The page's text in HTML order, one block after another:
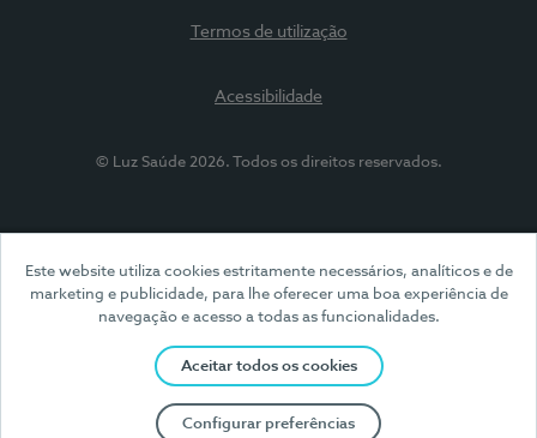
Este website utiliza cookies estritamente necessários, analíticos e de
marketing e publicidade, para lhe oferecer uma boa experiência de
navegação e acesso a todas as funcionalidades.
Aceitar todos os cookies
Configurar preferências
Termos de utilização
Acessibilidade
© Luz Saúde 2026. Todos os direitos reservados.